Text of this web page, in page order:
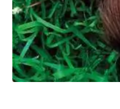
Formato:LIBROS
Editorial:Urano
Encuadernación:Tapa Blanda
Idioma:Español
ISBN:9789507883675
Páginas:264
Dimensiones:22.5 x 15 cm